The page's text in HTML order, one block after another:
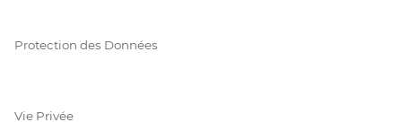
Protection des Données
Vie Privée